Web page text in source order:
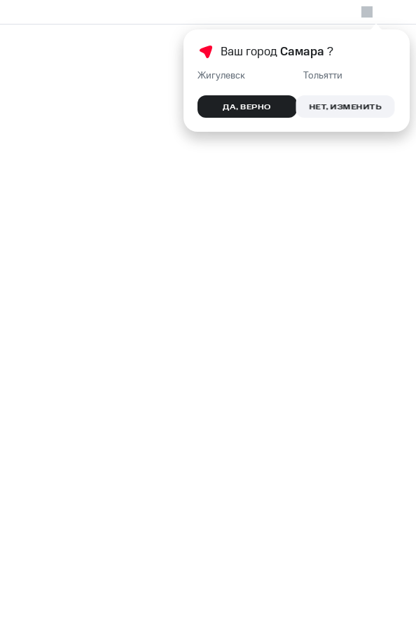
Ваш городСамара ?
Жигулевск Тольятти
ДА, ВЕРНО НЕТ, ИЗМЕНИТЬ